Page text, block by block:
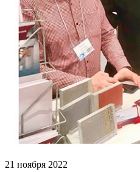
21 ноября 2022